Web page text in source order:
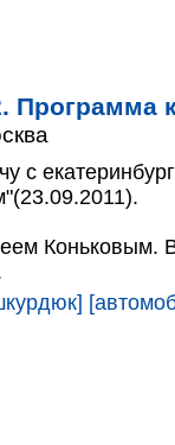
Программа
с
Коньковым.